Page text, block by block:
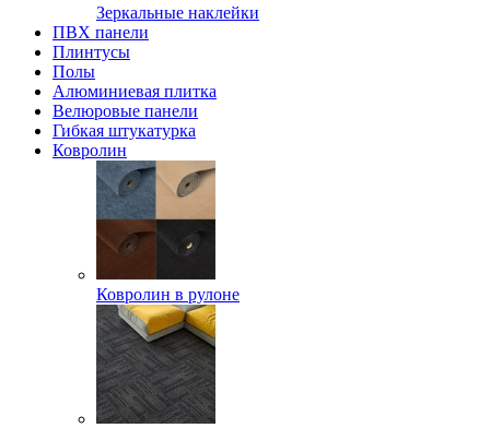
Зеркальные наклейки
ПВХ панели
Плинтусы
Полы
Алюминиевая плитка
Велюровые панели
Гибкая штукатурка
Ковролин
Ковролин в рулоне